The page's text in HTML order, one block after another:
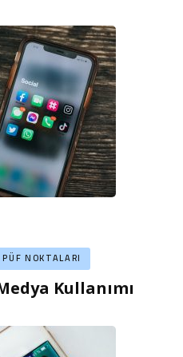
NOKTALARI
Kullanımı